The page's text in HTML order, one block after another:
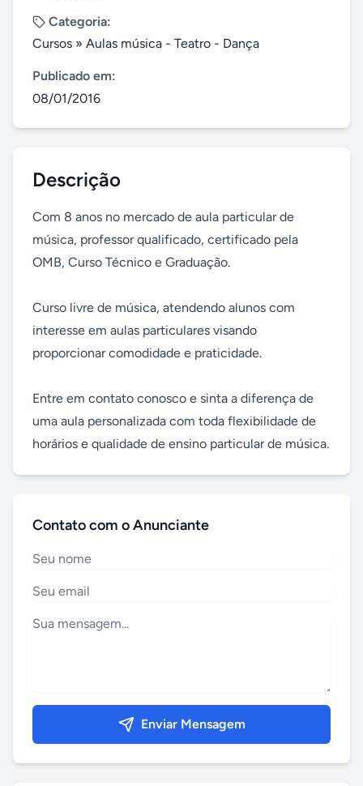
Categoria:
Cursos » Aulas música - Teatro - Dança
Publicado em:
08/01/2016
Descrição
Com 8 anos no mercado de aula particular de
música, professor qualificado, certificado pela
OMB, Curso Técnico e Graduação.
Curso livre de música, atendendo alunos com
interesse em aulas particulares visando
proporcionar comodidade e praticidade.
Entre em contato conosco e sinta a diferença de
uma aula personalizada com toda flexibilidade de
horários e qualidade de ensino particular de música.
Contato com o Anunciante
Enviar Mensagem